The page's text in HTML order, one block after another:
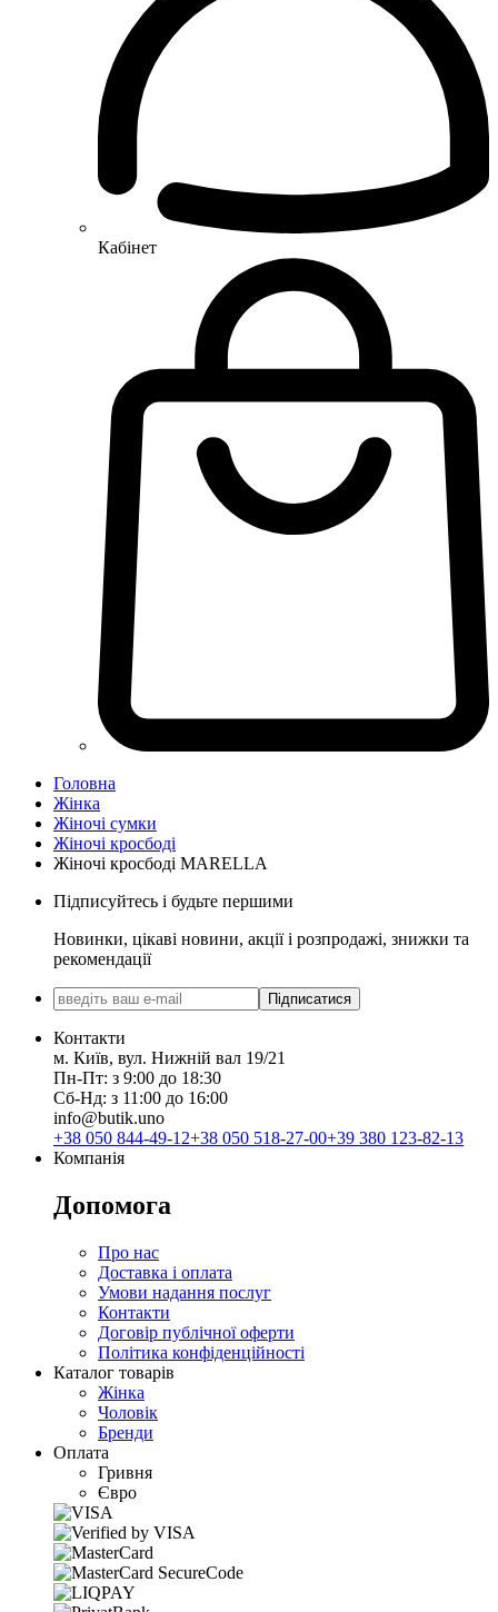
Кабінет
Головна
Жінка
Жіночі сумки
Жіночі кросбоді
Жіночі кросбоді MARELLA
Підписуйтесь і будьте першими
Новинки, цікаві новини, акції і розпродажі, знижки та
рекомендації
Підписатися
Контакти
м. Київ, вул. Нижній вал 19/21
Пн-Пт: з 9:00 до 18:30
Сб-Нд: з 11:00 до 16:00
info@butik.uno
+38 050 844-49-12+38 050 518-27-00+39 380 123-82-13
Компанія
Допомога
Про нас
Доставка і оплата
Умови надання послуг
Контакти
Договір публічної оферти
Політика конфіденційності
Каталог товарів
Жінка
Чоловік
Бренди
Оплата
Гривня
Євро